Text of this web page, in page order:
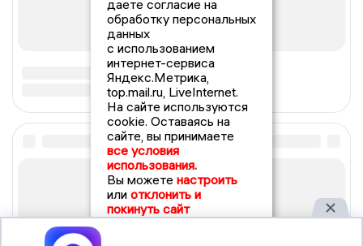
даете согласие на
обработку персональных
данных
с использованием
интернет-сервиса
Яндекс.Метрика,
top.mail.ru, LiveInternet.
На сайте используются
cookie. Оставаясь на
сайте, вы принимаете
все условия
использования.
Вы можете настроить
или отклонить и
покинуть сайт